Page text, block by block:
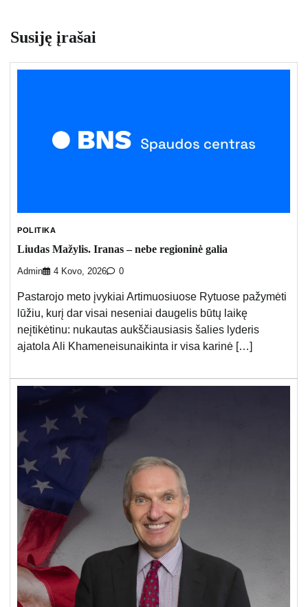
Susiję įrašai
POLITIKA
Liudas Mažylis. Iranas – nebe regioninė galia
Admin 4 Kovo, 2026 0
Pastarojo meto įvykiai Artimuosiuose Rytuose pažymėti
lūžiu, kurį dar visai neseniai daugelis būtų laikę
neįtikėtinu: nukautas aukščiausiasis šalies lyderis
ajatola Ali Khameneisunaikinta ir visa karinė […]